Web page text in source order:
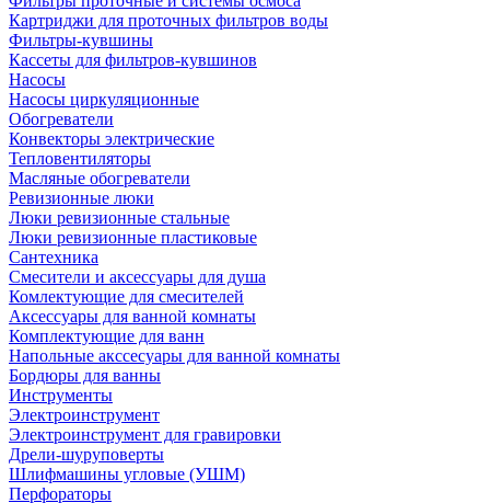
Картриджи для проточных фильтров воды
Фильтры-кувшины
Кассеты для фильтров-кувшинов
Насосы
Насосы циркуляционные
Обогреватели
Конвекторы электрические
Тепловентиляторы
Масляные обогреватели
Ревизионные люки
Люки ревизионные стальные
Люки ревизионные пластиковые
Сантехника
Смесители и аксессуары для душа
Комлектующие для смесителей
Аксессуары для ванной комнаты
Комплектующие для ванн
Напольные акссесуары для ванной комнаты
Бордюры для ванны
Инструменты
Электроинструмент
Электроинструмент для гравировки
Дрели-шуруповерты
Шлифмашины угловые (УШМ)
Перфораторы